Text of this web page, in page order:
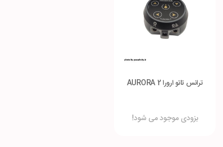
ترانس تاتو ارورا 2 AURORA
بزودی موجود می شود!